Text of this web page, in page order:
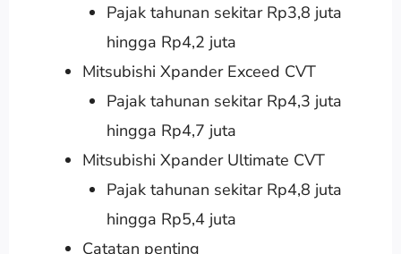
Pajak tahunan sekitar Rp3,8 juta
hingga Rp4,2 juta
Mitsubishi Xpander Exceed CVT
Pajak tahunan sekitar Rp4,3 juta
hingga Rp4,7 juta
Mitsubishi Xpander Ultimate CVT
Pajak tahunan sekitar Rp4,8 juta
hingga Rp5,4 juta
Catatan penting